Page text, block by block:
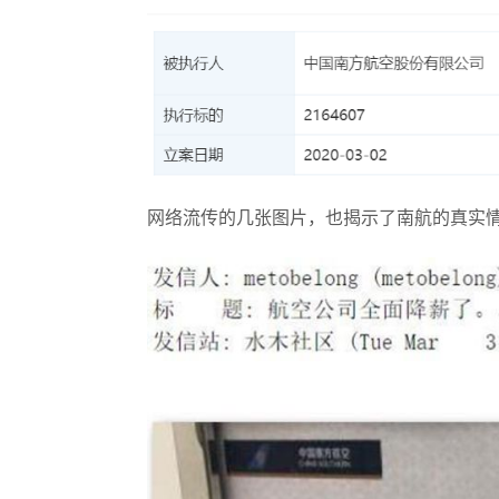
网络流传的几张图片，也揭示了南航的真实